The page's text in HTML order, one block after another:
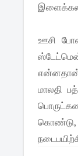
ஊசி
என்னதான்
மாலதி
கொண்டு,